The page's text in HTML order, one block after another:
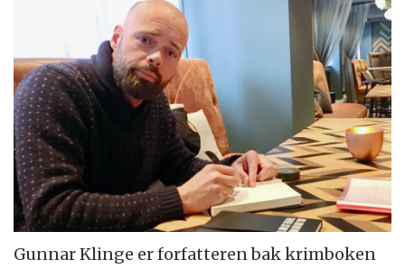
Gunnar Klinge er forfatteren bak krimboken